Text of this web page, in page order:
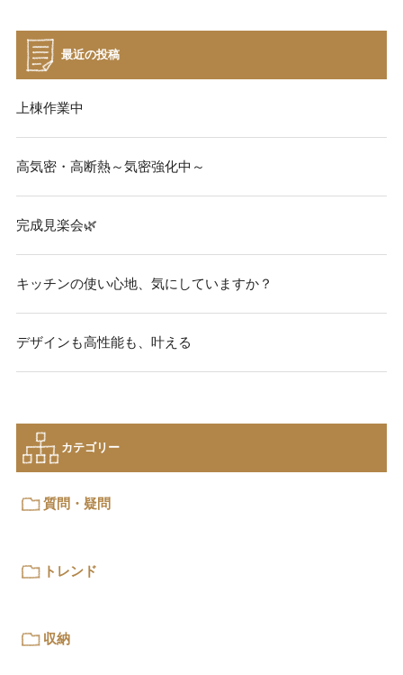
最近の投稿
上棟作業中
高気密・高断熱～気密強化中～
完成見楽会🌿
キッチンの使い心地、気にしていますか？
デザインも高性能も、叶える
カテゴリー
質問・疑問
トレンド
収納